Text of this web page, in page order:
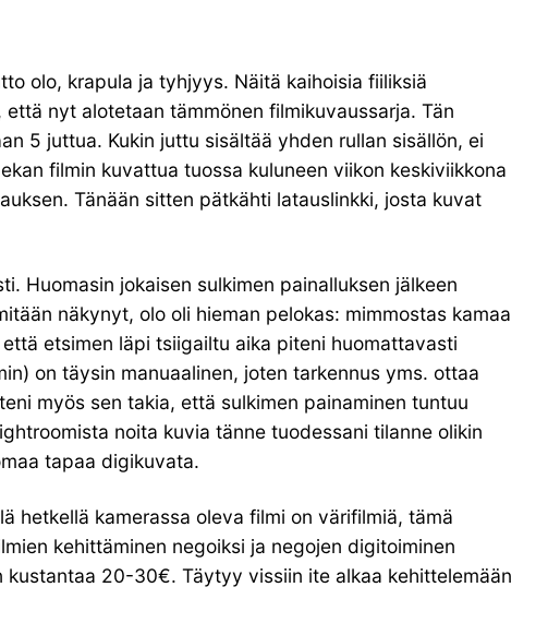
olo, krapula ja tyhjyys. Näitä kaihoisia fiiliksiä
nyt alotetaan tämmönen filmikuvaussarja. Tän
5 juttua. Kukin juttu sisältää yhden rullan sisällön, ei
filmin kuvattua tuossa kuluneen viikon keskiviikkona
Tänään sitten pätkähti latauslinkki, josta kuvat
Huomasin jokaisen sulkimen painalluksen jälkeen
näkynyt, olo oli hieman pelokas: mimmostas kamaa
etsimen läpi tsiigailtu aika piteni huomattavasti
on täysin manuaalinen, joten tarkennus yms. ottaa
myös sen takia, että sulkimen painaminen tuntuu
noita kuvia tänne tuodessani tilanne olikin
tapaa digikuvata.
hetkellä kamerassa oleva filmi on värifilmiä, tämä
kehittäminen negoiksi ja negojen digitoiminen
20-30€. Täytyy vissiin ite alkaa kehittelemään